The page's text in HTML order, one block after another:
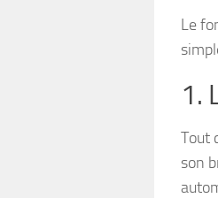
Le
1.
Tout
son